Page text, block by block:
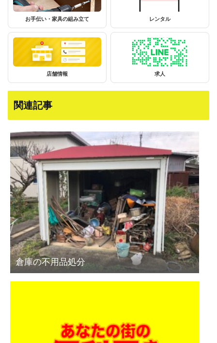
お手伝い・家具の組み立て レンタル
店舗情報 求人
関連記事
倉庫の不用品処分